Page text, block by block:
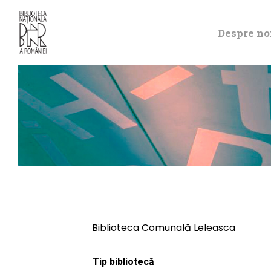
Despre
Biblioteca Comunală Leleasca
Tip bibliotecă